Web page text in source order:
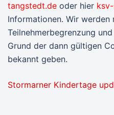
tangstedt.de oder hier
Informationen. Wir werden
Teilnehmerbegrenzung
Grund der dann gültigen
bekannt geben.
Stormarner Kindertage